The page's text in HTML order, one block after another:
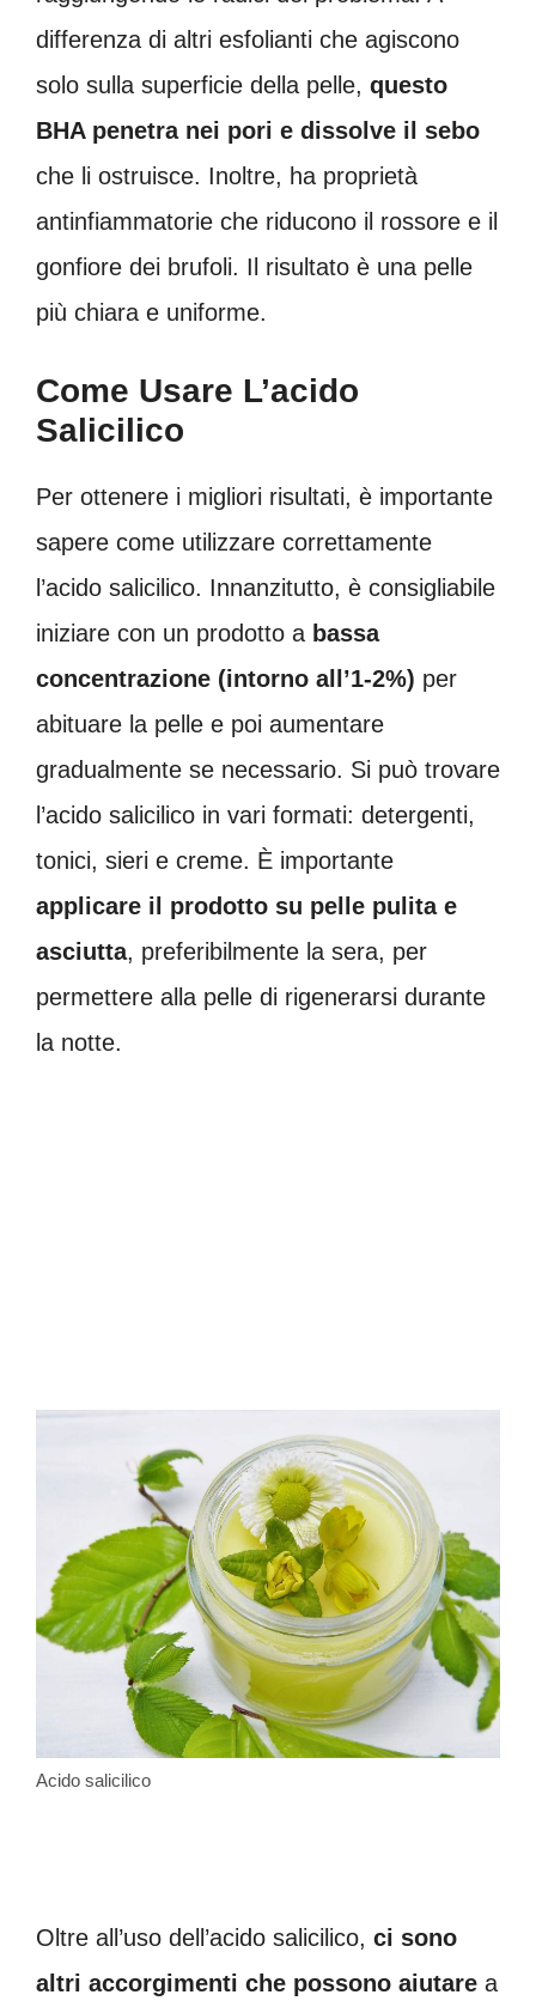
differenza di altri esfolianti che agiscono
solo sulla superficie della pelle, questo
BHA penetra nei pori e dissolve il sebo
che li ostruisce. Inoltre, ha proprietà
antinfiammatorie che riducono il rossore e il
gonfiore dei brufoli. Il risultato è una pelle
più chiara e uniforme.
Come Usare L’acido
Salicilico
Per ottenere i migliori risultati, è importante
sapere come utilizzare correttamente
l’acido salicilico. Innanzitutto, è consigliabile
iniziare con un prodotto a bassa
concentrazione (intorno all’1-2%) per
abituare la pelle e poi aumentare
gradualmente se necessario. Si può trovare
l’acido salicilico in vari formati: detergenti,
tonici, sieri e creme. È importante
applicare il prodotto su pelle pulita e
asciutta, preferibilmente la sera, per
permettere alla pelle di rigenerarsi durante
la notte.
Acido salicilico
Oltre all’uso dell’acido salicilico, ci sono
altri accorgimenti che possono aiutare a